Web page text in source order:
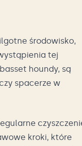
środowisko,
tej
houndy, są
spacerze w
kroki, które